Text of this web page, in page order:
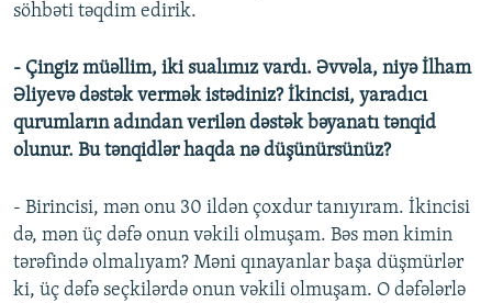
söhbəti təqdim edirik.
- Çingiz müəllim, iki sualımız vardı. Əvvəla, niyə İlham
Əliyevə dəstək vermək istədiniz? İkincisi, yaradıcı
qurumların adından verilən dəstək bəyanatı tənqid
olunur. Bu tənqidlər haqda nə düşünürsünüz?
- Birincisi, mən onu 30 ildən çoxdur tanıyıram. İkincisi
də, mən üç dəfə onun vəkili olmuşam. Bəs mən kimin
tərəfində olmalıyam? Məni qınayanlar başa düşmürlər
ki, üç dəfə seçkilərdə onun vəkili olmuşam. O dəfələrlə